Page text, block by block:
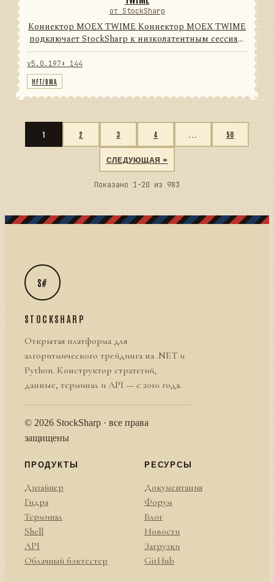
от StockSharp
Коннектор MOEX TWIME Коннектор MOEX TWIME
подключает StockSharp к низколатентным сессиям
выставления заявок Московской биржи.
Выбираемые диалекты ASTS и FORTS преобразуют
v5.0.197 ⬇ 144
HFT/DMA
1 2 3 4 50
СЛЕДУЮЩАЯ »
Показано 1-20 из 983
S#
STOCKSHARP
Открытая платформа для
алгоритмического трейдинга на .NET и
Python. Конструктор стратегий,
данные, терминал и API — с 2010 года.
© 2026 StockSharp · все права
защищены
ПРОДУКТЫ
Дизайнер
Гидра
Терминал
Shell
API
Облачный бэктестер
РЕСУРСЫ
Документация
Форум
Блог
Новости
Загрузки
GitHub